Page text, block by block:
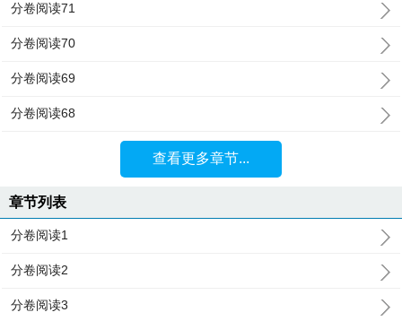
分卷阅读71
分卷阅读70
分卷阅读69
分卷阅读68
查看更多章节...
章节列表
分卷阅读1
分卷阅读2
分卷阅读3